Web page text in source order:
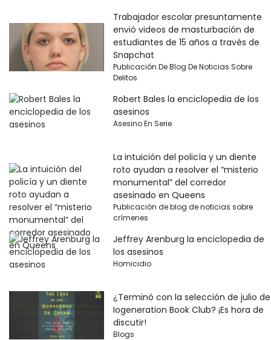
Trabajador escolar presuntamente
envió videos de masturbación de
estudiantes de 15 años a través de
Snapchat
Publicación De Blog De Noticias Sobre
Delitos
Robert Bales la enciclopedia de los
asesinos
Asesino En Serie
La intuición del policía y un diente
roto ayudan a resolver el “misterio
monumental” del corredor
asesinado en Queens
Publicación de blog de noticias sobre
crímenes
Jeffrey Arenburg la enciclopedia de
los asesinos
Homicidio
¿Terminó con la selección de julio de
Iogeneration Book Club? ¡Es hora de
discutir!
Blogs